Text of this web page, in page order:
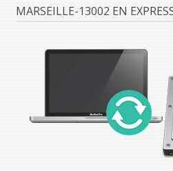
MARSEILLE-13002 EN